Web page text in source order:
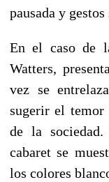
pausada y gestos
En el caso de
Watters,
vez se
sugerir el temor
de la
cabaret se
los colores